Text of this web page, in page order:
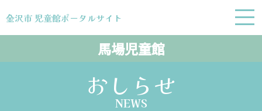
金沢市 児童館ポータルサイト
金沢市 児童館ポータルサイト
おしらせ
NEWS
馬場児童館